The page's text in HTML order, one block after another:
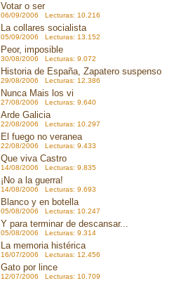
Votar o ser
06/09/2006 Lecturas: 10.216
La collares socialista
05/09/2006 Lecturas: 13.152
Peor, imposible
30/08/2006 Lecturas: 9.072
Historia de España, Zapatero suspenso
29/08/2006 Lecturas: 12.386
Nunca Mais los vi
27/08/2006 Lecturas: 9.640
Arde Galicia
22/08/2006 Lecturas: 10.297
El fuego no veranea
22/08/2006 Lecturas: 9.433
Que viva Castro
14/08/2006 Lecturas: 9.835
¡No a la guerra!
14/08/2006 Lecturas: 9.693
Blanco y en botella
05/08/2006 Lecturas: 10.247
Y para terminar de descansar...
05/08/2006 Lecturas: 9.314
La memoria histérica
16/07/2006 Lecturas: 12.456
Gato por lince
12/07/2006 Lecturas: 10.709